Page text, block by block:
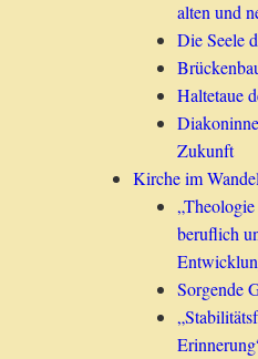
alten und
Die Seele
Haltetaue
Zukunft
Kirche im Wandel
beruflich
Sorgende